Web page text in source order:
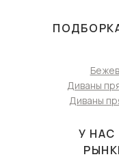
Диваны
Диваны
У НАС